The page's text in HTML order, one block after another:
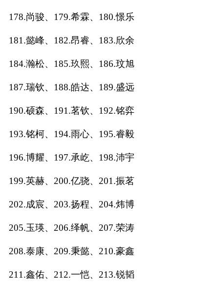
178.尚骏、179.希霖、180.憬乐
181.懿峰、182.昂睿、183.欣余
184.瀚松、185.玖熙、186.玟旭
187.瑞钦、188.皓达、189.盛远
190.硕森、191.茗钦、192.铭弈
193.铭柯、194.雨心、195.睿毅
196.博耀、197.承屹、198.沛宇
199.英赫、200.亿骁、201.振茗
202.成宸、203.扬程、204.炜博
205.玉瑛、206.绎帆、207.荣涛
208.泰康、209.秉懿、210.豪鑫
211.鑫佑、212.一恺、213.锐韬